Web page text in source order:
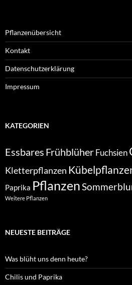
Pflanzenübersicht
Kontakt
Datenschutzerklärung
Impressum
KATEGORIEN
Essbares FrühblüherFuchsien
Kletterpflanzen
Paprika Pflanzen
Weitere Pflanzen
NEUESTE BEITRÄGE
Was blüht uns denn heute?
Chilis und Paprika